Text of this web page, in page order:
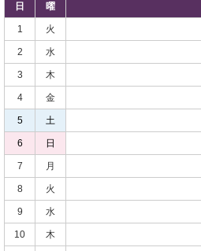
日 曜
1 火
2 水
3 木
4 金
5 土
6 日
7 月
8 火
9 水
10 木